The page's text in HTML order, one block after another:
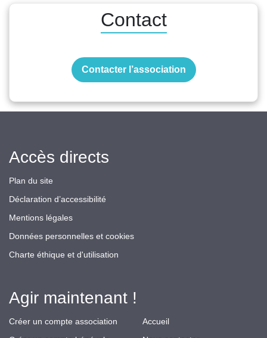
Contact
Contacter l’association
Accès directs
Plan du site
Déclaration d’accessibilité
Mentions légales
Données personnelles et cookies
Charte éthique et d'utilisation
Agir maintenant !
Créer un compte association
Accueil